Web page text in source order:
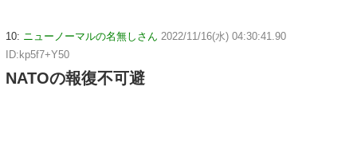
10: ニューノーマルの名無しさん 2022/11/16(水) 04:30:41.90
ID:kp5f7+Y50
NATOの報復不可避